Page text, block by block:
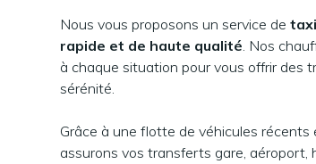
Nous vous proposons un service de
rapide et de haute qualité . Nos
à chaque situation pour vous offrir des
sérénité.
Grâce à une flotte de véhicules
assurons vos transferts gare, aéroport,